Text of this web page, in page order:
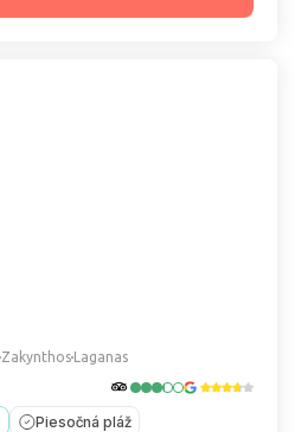
Zakynthos Laganas
Piesočná pláž